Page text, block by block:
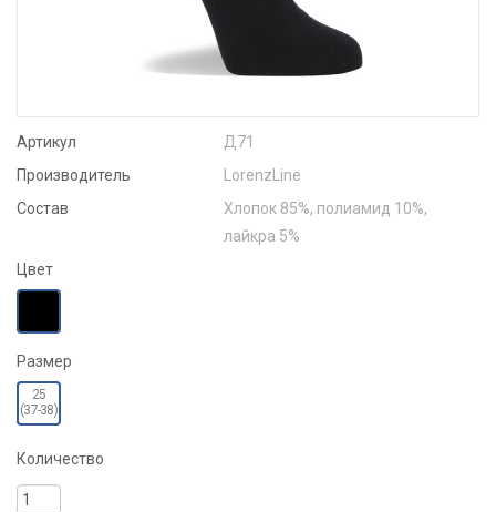
Артикул
Д71
Производитель
LorenzLine
Состав
Хлопок 85%, полиамид 10%,
лайкра 5%
Цвет
Размер
25
(37-38)
Количество